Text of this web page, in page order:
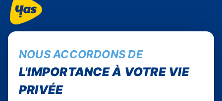
Suivez-nous...
Facebook
Instagram
Linkedin
NOUS ACCORDONS DE
L'IMPORTANCE À VOTRE VIE
PRIVÉE